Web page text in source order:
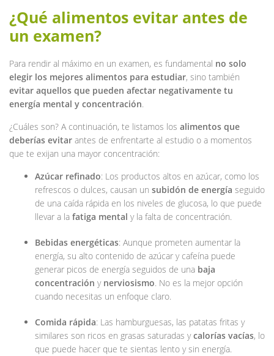
¿Qué alimentos evitar antes de
un examen?
Para rendir al máximo en un examen, es fundamental no solo
elegir los mejores alimentos para estudiar, sino también
evitar aquellos que pueden afectar negativamente tu
energía mental y concentración.
¿Cuáles son? A continuación, te listamos los alimentos que
deberías evitar antes de enfrentarte al estudio o a momentos
que te exijan una mayor concentración:
Azúcar refinado: Los productos altos en azúcar, como los
refrescos o dulces, causan un subidón de energía seguido
de una caída rápida en los niveles de glucosa, lo que puede
llevar a la fatiga mental y la falta de concentración.
Bebidas energéticas: Aunque prometen aumentar la
energía, su alto contenido de azúcar y cafeína puede
generar picos de energía seguidos de una baja
concentración y nerviosismo. No es la mejor opción
cuando necesitas un enfoque claro.
Comida rápida: Las hamburguesas, las patatas fritas y
similares son ricos en grasas saturadas ycalorías vacías, lo
que puede hacer que te sientas lento y sin energía.